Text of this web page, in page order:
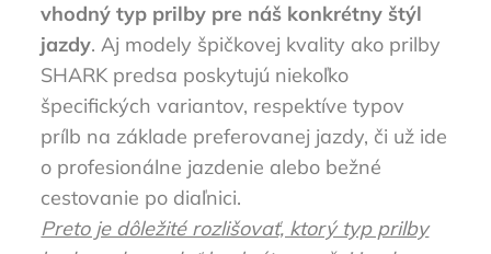
vhodný typ prilby pre náš konkrétny štýl
jazdy. Aj modely špičkovej kvality ako prilby
SHARK predsa poskytujú niekoľko
špecifických variantov, respektíve typov
prílb na základe preferovanej jazdy, či už ide
o profesionálne jazdenie alebo bežné
cestovanie po diaľnici.
Preto je dôležité rozlišovať, ktorý typ prilby